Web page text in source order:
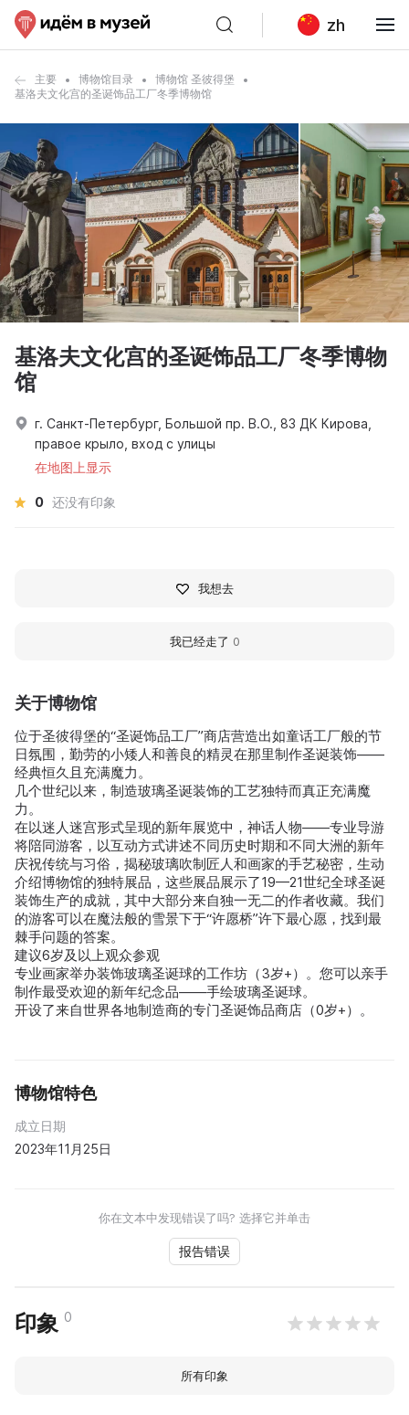
zh
主要 博物馆目录
博物馆 圣彼得堡
基洛夫文化宫的圣诞饰品工厂冬季博物馆
关于博物馆
位于圣彼得堡的“圣诞饰品工厂”商店营造出如童话工厂般的节
日氛围，勤劳的小矮人和善良的精灵在那里制作圣诞装饰——
经典恒久且充满魔力。
几个世纪以来，制造玻璃圣诞装饰的工艺独特而真正充满魔
力。
在以迷人迷宫形式呈现的新年展览中，神话人物——专业导游
将陪同游客，以互动方式讲述不同历史时期和不同大洲的新年
庆祝传统与习俗，揭秘玻璃吹制匠人和画家的手艺秘密，生动
介绍博物馆的独特展品，这些展品展示了19—21世纪全球圣诞
装饰生产的成就，其中大部分来自独一无二的作者收藏。我们
的游客可以在魔法般的雪景下于“许愿桥”许下最心愿，找到最
棘手问题的答案。
建议6岁及以上观众参观
专业画家举办装饰玻璃圣诞球的工作坊（3岁+）。您可以亲手
制作最受欢迎的新年纪念品——手绘玻璃圣诞球。
开设了来自世界各地制造商的专门圣诞饰品商店（0岁+）。
博物馆特色
成立日期
2023年11月25日
你在文本中发现错误了吗? 选择它并单击
报告错误
印象 0
所有印象
基洛夫文化宫的圣诞饰品工厂冬季博物
馆
г. Санкт-Петербург, Большой пр. В.О., 83 ДК Кирова,
правое крыло, вход с улицы
在地图上显示
0 还没有印象
我想去
我已经走了 0